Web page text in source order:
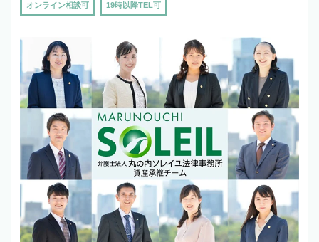
オンライン相談可 19時以降TEL可